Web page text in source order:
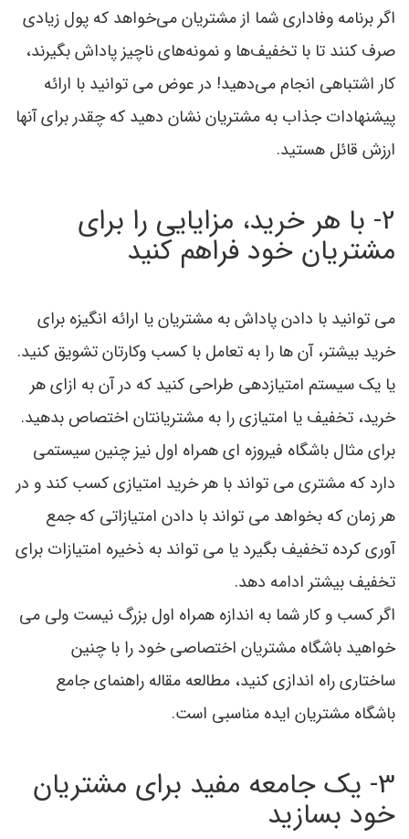
اگر برنامه وفاداری شما از مشتریان می‌خواهد که پول زیادی
صرف کنند تا با تخفیف‌ها و نمونه‌های ناچیز پاداش بگیرند،
کار اشتباهی انجام می‌دهید! در عوض می توانید با ارائه
پیشنهادات جذاب به مشتریان نشان دهید که چقدر برای آنها
ارزش قائل هستید.
2- با هر خرید، مزایایی را برای
مشتریان خود فراهم کنید
می توانید با دادن پاداش به مشتریان یا ارائه انگیزه برای
خرید بیشتر، آن ها را به تعامل با کسب وکارتان تشویق کنید.
یا یک سیستم امتیازدهی طراحی کنید که در آن به ازای هر
خرید، تخفیف یا امتیازی را به مشتریانتان اختصاص بدهید.
برای مثال باشگاه فيروزه اي همراه اول نیز چنین سیستمی
دارد که مشتری می تواند با هر خرید امتیازی کسب کند و در
هر زمان که بخواهد می تواند با دادن امتیازاتی که جمع
آوری کرده تخفیف بگیرد یا می تواند به ذخیره امتیازات برای
تخفیف بیشتر ادامه دهد.
اگر کسب و کار شما به اندازه همراه اول بزرگ نیست ولی می
خواهید باشگاه مشتریان اختصاصی خود را با چنین
ساختاری راه اندازی کنید، مطالعه مقاله راهنمای جامع
باشگاه مشتریان ایده مناسبی است.
3- یک جامعه مفید برای مشتریان
خود بسازید